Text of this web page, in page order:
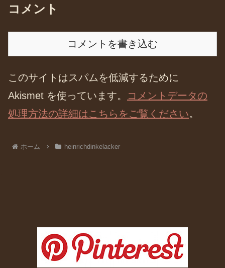
コメント
コメントを書き込む
このサイトはスパムを低減するために
Akismet を使っています。
コメントデータの
処理方法の詳細はこちらをご覧ください。
ホーム heinrichdinkelacker